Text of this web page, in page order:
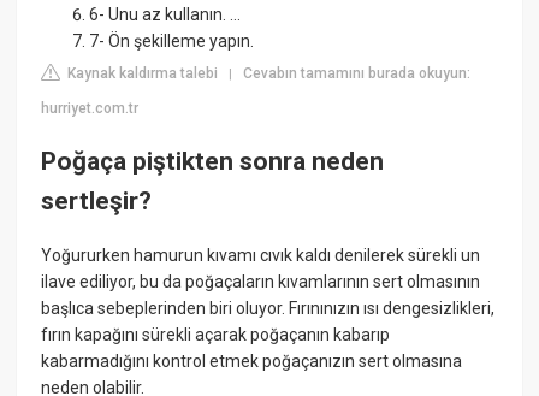
6- Unu az kullanın. ...
7- Ön şekilleme yapın.
Kaynak kaldırma talebi |Cevabın tamamını burada okuyun:
hurriyet.com.tr
Poğaça piştikten sonra neden
sertleşir?
Yoğururken hamurun kıvamı cıvık kaldı denilerek sürekli un
ilave ediliyor, bu da poğaçaların kıvamlarının sert olmasının
başlıca sebeplerinden biri oluyor. Fırınınızın ısı dengesizlikleri,
fırın kapağını sürekli açarak poğaçanın kabarıp
kabarmadığını kontrol etmek poğaçanızın sert olmasına
neden olabilir.